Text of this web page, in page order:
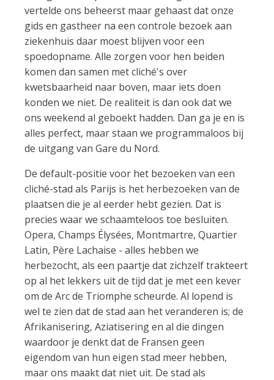
vertelde ons beheerst maar gehaast dat onze
gids en gastheer na een controle bezoek aan
ziekenhuis daar moest blijven voor een
spoedopname. Alle zorgen voor hen beiden
komen dan samen met cliché's over
kwetsbaarheid naar boven, maar iets doen
konden we niet. De realiteit is dan ook dat we
ons weekend al geboekt hadden. Dan ga je en is
alles perfect, maar staan we programmaloos bij
de uitgang van Gare du Nord.
De default-positie voor het bezoeken van een
cliché-stad als Parijs is het herbezoeken van de
plaatsen die je al eerder hebt gezien. Dat is
precies waar we schaamteloos toe besluiten.
Opera, Champs Élysées, Montmartre, Quartier
Latin, Père Lachaise - alles hebben we
herbezocht, als een paartje dat zichzelf trakteert
op al het lekkers uit de tijd dat je met een kever
om de Arc de Triomphe scheurde. Al lopend is
wel te zien dat de stad aan het veranderen is; de
Afrikanisering, Aziatisering en al die dingen
waardoor je denkt dat de Fransen geen
eigendom van hun eigen stad meer hebben,
maar ons maakt dat niet uit. De stad als